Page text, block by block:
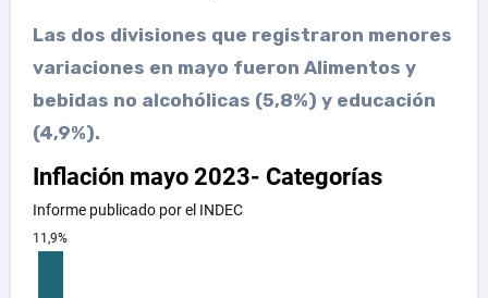
Las dos divisiones que registraron menores
variaciones en mayo fueron Alimentos y
bebidas no alcohólicas (5,8%) y educación
(4,9%).